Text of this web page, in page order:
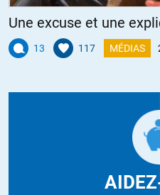
Une excuse et une
13 117 MÉDIAS